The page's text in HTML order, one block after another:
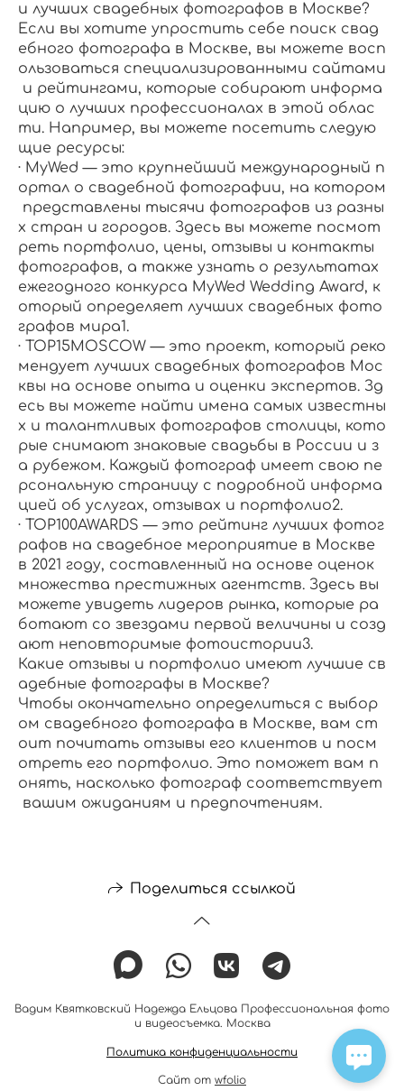
и лучших свадебных фотографов в Москве?
Если вы хотите упростить себе поиск свад
ебного фотографа в Москве, вы можете восп
ользоваться специализированными сайтами
и рейтингами, которые собирают информа
цию о лучших профессионалах в этой облас
ти. Например, вы можете посетить следую
щие ресурсы:
· MyWed — это крупнейший международный п
ортал о свадебной фотографии, на котором
представлены тысячи фотографов из разны
х стран и городов. Здесь вы можете посмот
реть портфолио, цены, отзывы и контакты
фотографов, а также узнать о результатах
ежегодного конкурса MyWed Wedding Award, к
оторый определяет лучших свадебных фото
графов мира1.
· TOP15MOSCOW — это проект, который реко
мендует лучших свадебных фотографов Мос
квы на основе опыта и оценки экспертов. Зд
есь вы можете найти имена самых известны
х и талантливых фотографов столицы, кото
рые снимают знаковые свадьбы в России и з
а рубежом. Каждый фотограф имеет свою пе
рсональную страницу с подробной информа
цией об услугах, отзывах и портфолио2.
· TOP100AWARDS — это рейтинг лучших фотог
рафов на свадебное мероприятие в Москве
в 2021 году, составленный на основе оценок
множества престижных агентств. Здесь вы
можете увидеть лидеров рынка, которые ра
ботают со звездами первой величины и созд
ают неповторимые фотоистории3.
Какие отзывы и портфолио имеют лучшие св
адебные фотографы в Москве?
Чтобы окончательно определиться с выбор
ом свадебного фотографа в Москве, вам ст
оит почитать отзывы его клиентов и посм
отреть его портфолио. Это поможет вам п
онять, насколько фотограф соответствует
вашим ожиданиям и предпочтениям.
Поделиться ссылкой
Вадим Квятковский Надежда Ельцова Профессиональная фото
и видеосъемка. Москва
Политика конфиденциальности
Сайт от wfolio